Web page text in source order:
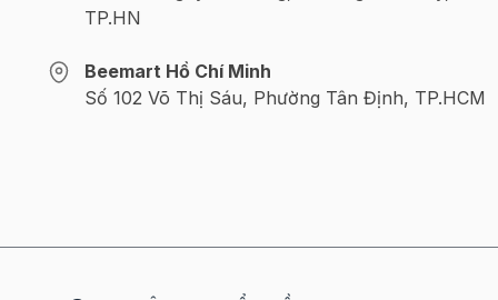
: Đánh trứng với đường cho nổi đặc,
tay.
Bước 3 : Thoa bơ đun chảy vào khuôn nhỏ, đổ
Thật là đơn giản để có một món bánh mềm
TP.HN
Beemart Hồ Chí Minh
Số 102 Võ Thị Sáu, Phường Tân Định, TP.HCM